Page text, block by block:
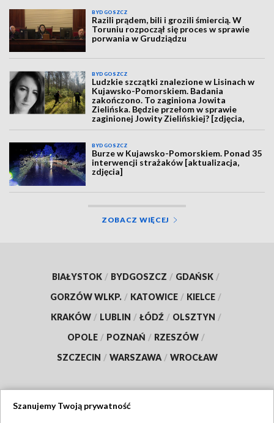
BYDGOSZCZ
Razili prądem, bili i grozili śmiercią. W
Toruniu rozpoczął się proces w sprawie
porwania w Grudziądzu
BYDGOSZCZ
Ludzkie szczątki znalezione w Lisinach w
Kujawsko-Pomorskiem. Badania
zakończono. To zaginiona Jowita
Zielińska. Będzie przełom w sprawie
zaginionej Jowity Zielińskiej? [zdjęcia,
wideo, aktualizacja]
BYDGOSZCZ
Burze w Kujawsko-Pomorskiem. Ponad 35
interwencji strażaków [aktualizacja,
zdjęcia]
ZOBACZ WIĘCEJ
BIAŁYSTOK / BYDGOSZCZ / GDAŃSK /
GORZÓW WLKP. / KATOWICE / KIELCE /
KRAKÓW / LUBLIN / ŁÓDŹ / OLSZTYN /
OPOLE / POZNAŃ / RZESZÓW /
SZCZECIN / WARSZAWA / WROCŁAW
Szanujemy Twoją prywatność